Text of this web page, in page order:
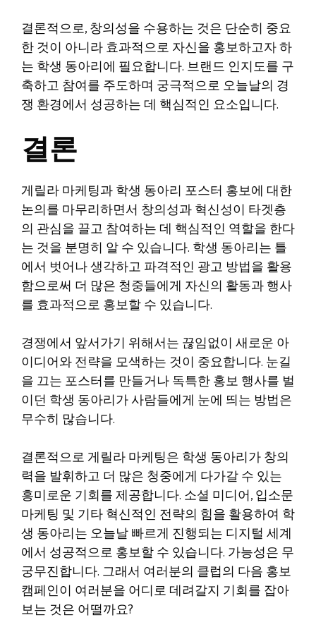
결론적으로, 창의성을 수용하는 것은 단순히 중요
한 것이 아니라 효과적으로 자신을 홍보하고자 하
는 학생 동아리에 필요합니다. 브랜드 인지도를 구
축하고 참여를 주도하며 궁극적으로 오늘날의 경
쟁 환경에서 성공하는 데 핵심적인 요소입니다.
결론
게릴라 마케팅과 학생 동아리 포스터 홍보에 대한
논의를 마무리하면서 창의성과 혁신성이 타겟층
의 관심을 끌고 참여하는 데 핵심적인 역할을 한다
는 것을 분명히 알 수 있습니다. 학생 동아리는 틀
에서 벗어나 생각하고 파격적인 광고 방법을 활용
함으로써 더 많은 청중들에게 자신의 활동과 행사
를 효과적으로 홍보할 수 있습니다.
경쟁에서 앞서가기 위해서는 끊임없이 새로운 아
이디어와 전략을 모색하는 것이 중요합니다. 눈길
을 끄는 포스터를 만들거나 독특한 홍보 행사를 벌
이던 학생 동아리가 사람들에게 눈에 띄는 방법은
무수히 많습니다.
결론적으로 게릴라 마케팅은 학생 동아리가 창의
력을 발휘하고 더 많은 청중에게 다가갈 수 있는
흥미로운 기회를 제공합니다. 소셜 미디어, 입소문
마케팅 및 기타 혁신적인 전략의 힘을 활용하여 학
생 동아리는 오늘날 빠르게 진행되는 디지털 세계
에서 성공적으로 홍보할 수 있습니다. 가능성은 무
궁무진합니다. 그래서 여러분의 클럽의 다음 홍보
캠페인이 여러분을 어디로 데려갈지 기회를 잡아
보는 것은 어떨까요?